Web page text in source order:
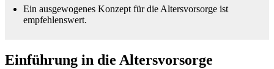
Ein ausgewogenes Konzept für die Altersvorsorge ist
empfehlenswert.
Einführung in die Altersvorsorge